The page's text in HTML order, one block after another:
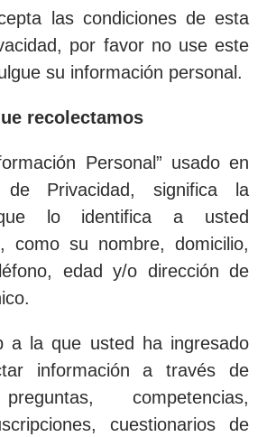
las condiciones de esta
por favor no use este
su información personal.
recolectamos
Personal” usado en
Privacidad, significa la
que lo identifica a usted
como su nombre, domicilio,
edad y/o dirección de
a la que usted ha ingresado
información a través de
competencias,
cuestionarios de